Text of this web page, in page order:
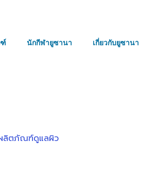
ฑ์ นักกีฬายูซานา เกี่ยวกับยูซานา
ลิตภัณฑ์ดูแลผิว